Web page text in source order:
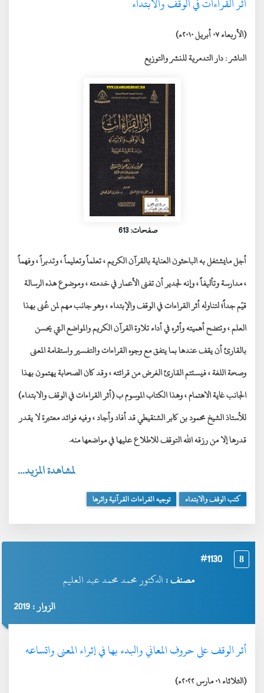
أثر القراءات في الوقف والابتداء
(الأربعاء ٠٧ أبريل ٢٠١٠ء)
الناشر :دار التدمرية للنشر والتوزيع
صفحات: 613
أجل مايشتغل به الباحثون العناية بالقرآن الكريم ، تعلماً وتعليماً ، وتدبراً ، وفهماً
، مدارسة وتأليفاً ، وإنه لجدير أن تفنى الأعمار في خدمته ، وموضوع هذه الرسالة
قيّم جداً؛ لتناوله أثر القراءات في الوقف والإبتداء ، وهو جانب مهم لمن عُنى بهذا
العلم ، وتتضح أهميته وأثره في أداء تلاوة القرآن الكريم والمواضع التي يحسن
بالقارئ أن يقف عندها بما يتفق مع وجوه القراءات والتفسير واستقامة المعنى
وصحة اللغة ، فيستتم القارئ الغرض من قرائته ، وقد كان الصحابة يهتمون بهذا
الجانب غاية الاهتمام ، وهذا الكتاب الموسوم ب (أثر القراءات في الوقف والابتداء)
للأستاذ الشيخ محمود بن كابر الشنقيطي قد أفاد وأجاد ، وفيه فوائد معتبرة لا يقدر
قدرها إلا من رزقه الله التوقف للاطلاع عليها في مواضعها منه.
لمشاهدة المزيد...
كتب الوقف والابتداء توجيه القراءات القرآنية واثرها
8
#1130
مصنف : الدكتور محمد محمد عبد العليم
الزوار : 2019
أثر الوقف على حروف المعاني والبدء بها في إثراء المعنى واتساعه
(الثلاثاء ٠١ مارس ٢٠٢٢ء)